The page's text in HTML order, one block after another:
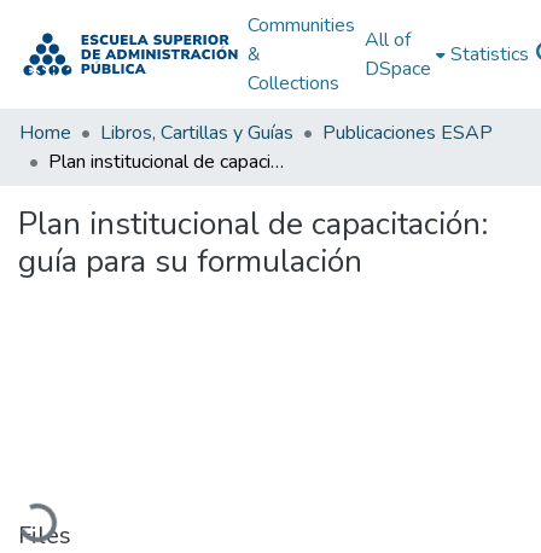
Communities
&
Collections
All of
DSpace
Statistics
Home Libros, Cartillas y Guías
Publicaciones ESAP
Plan institucional de capacitación: guía para su formulación
Plan institucional de capacitación:
guía para su formulación
Loading...
Files